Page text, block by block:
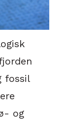
fossil
og